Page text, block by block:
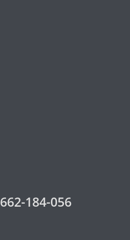
662-184-056